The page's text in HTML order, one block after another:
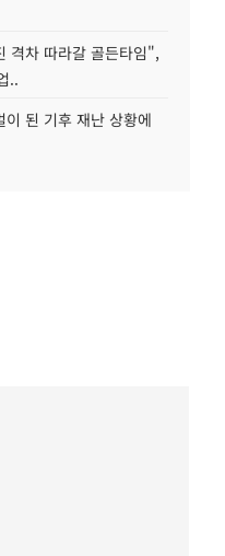
격차 따라갈 골든타임",
..
된 기후 재난 상황에